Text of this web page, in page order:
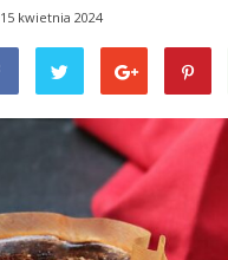
15 kwietnia 2024